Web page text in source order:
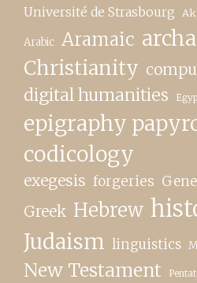
Université de Strasbourg
Arabic Aramaic
Christianity
digital humanities
epigraphy
codicology
exegesis forgeries
Greek Hebrew
Judaism linguistics
New Testament